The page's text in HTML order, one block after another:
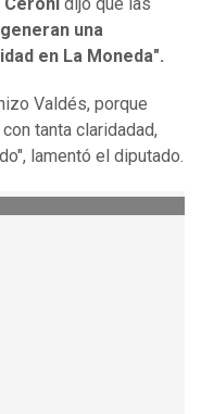
dijo que las
una
en La Moneda".
Valdés, porque
tanta claridadad,
lamentó el diputado.